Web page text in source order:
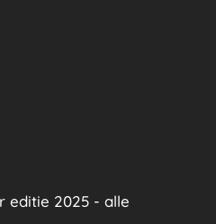
editie 2025 - alle